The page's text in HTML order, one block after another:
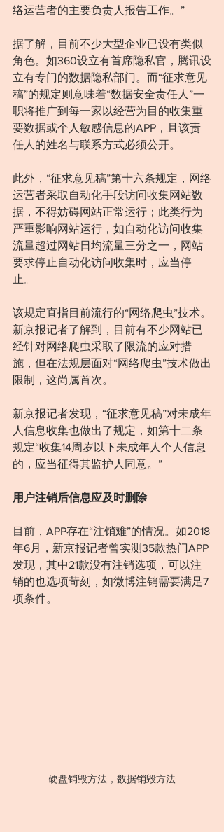
络运营者的主要负责人报告工作。”
据了解，目前不少大型企业已设有类似
角色。如360设立有首席隐私官，腾讯设
立有专门的数据隐私部门。而“征求意见
稿”的规定则意味着“数据安全责任人”一
职将推广到每一家以经营为目的收集重
要数据或个人敏感信息的APP，且该责
任人的姓名与联系方式必须公开。
此外，“征求意见稿”第十六条规定，网络
运营者采取自动化手段访问收集网站数
据，不得妨碍网站正常运行；此类行为
严重影响网站运行，如自动化访问收集
流量超过网站日均流量三分之一，网站
要求停止自动化访问收集时，应当停
止。
该规定直指目前流行的“网络爬虫”技术。
新京报记者了解到，目前有不少网站已
经针对网络爬虫采取了限流的应对措
施，但在法规层面对“网络爬虫”技术做出
限制，这尚属首次。
新京报记者发现，“征求意见稿”对未成年
人信息收集也做出了规定，如第十二条
规定“收集14周岁以下未成年人个人信息
的，应当征得其监护人同意。”
用户注销后信息应及时删除
目前，APP存在“注销难”的情况。如2018
年6月，新京报记者曾实测35款热门APP
发现，其中21款没有注销选项，可以注
销的也选项苛刻，如微博注销需要满足7
项条件。
硬盘销毁方法，数据销毁方法